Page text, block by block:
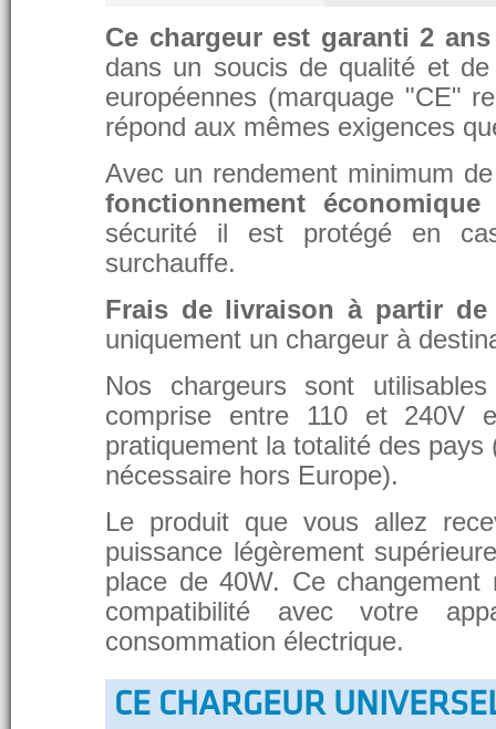
Ce chargeur est garanti 2 ans
dans un soucis de qualité et
européennes (marquage "CE"
répond aux mêmes exigences
Avec un rendement minimum
fonctionnement
sécurité il est protégé en
surchauffe.
Frais de livraison à partir de
uniquement un chargeur à
Nos chargeurs sont
comprise entre 110 et 240V
pratiquement la totalité des
nécessaire hors Europe).
Le produit que vous allez
puissance légèrement
place de 40W. Ce
compatibilité avec votre
consommation électrique.
CE CHARGEUR